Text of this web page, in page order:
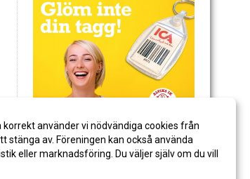
använder vi nödvändiga cookies från
stänga av. Föreningen kan också använda
eller marknadsföring. Du väljer själv om du vill